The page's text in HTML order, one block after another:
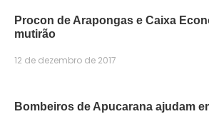
Procon de Arapongas e Caixa
mutirão
12 de dezembro de 2017
Bombeiros de Apucarana ajudam